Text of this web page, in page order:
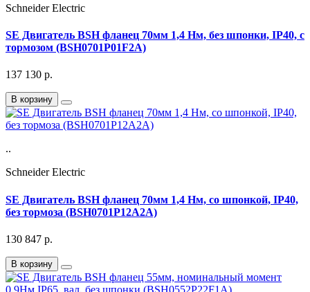
Schneider Electric
SE Двигатель BSH фланец 70мм 1,4 Нм, без шпонки, IP40, с
тормозом (BSH0701P01F2A)
137 130 р.
В корзину
..
Schneider Electric
SE Двигатель BSH фланец 70мм 1,4 Нм, со шпонкой, IP40,
без тормоза (BSH0701P12A2A)
130 847 р.
В корзину